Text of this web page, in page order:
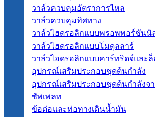
วาล์วควบคุมอัตราการไหล
วาล์วควบคุมทิศทาง
วาล์วไฮดรอลิกแบบพรอพพอร์ชันนั
วาล์วไฮดรอลิกแบบโมดุลลาร์
วาล์วไฮดรอลิกแบบคาร์ทริดจ์และ
อุปกรณ์เสริมประกอบชุดต้นกำลัง
อุปกรณ์เสริมประกอบชุดต้นกำลังจ
ซัพเพลท
ข้อต่อและท่อทางเดินน้ำมัน